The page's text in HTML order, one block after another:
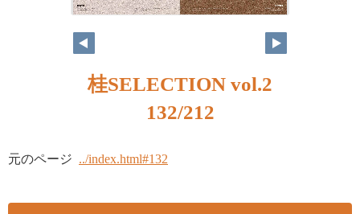
桂SELECTION vol.2
132/212
元のページ ../index.html#132